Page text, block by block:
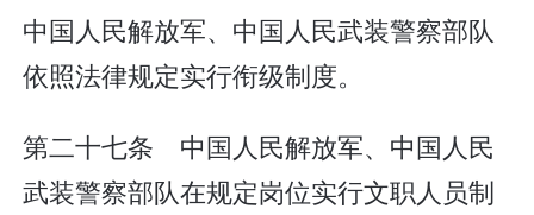
中国人民解放军、中国人民武装警察部队
依照法律规定实行衔级制度。
第二十七条 中国人民解放军、中国人民
武装警察部队在规定岗位实行文职人员制